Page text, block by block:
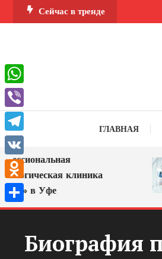
Перейти
к
Сейчас в тренде
ГЛАВНАЯ
клиника
в Уфе
Биография
WhatsApp
Viber
Telegram
VK
Odnoklassniki
Отправить